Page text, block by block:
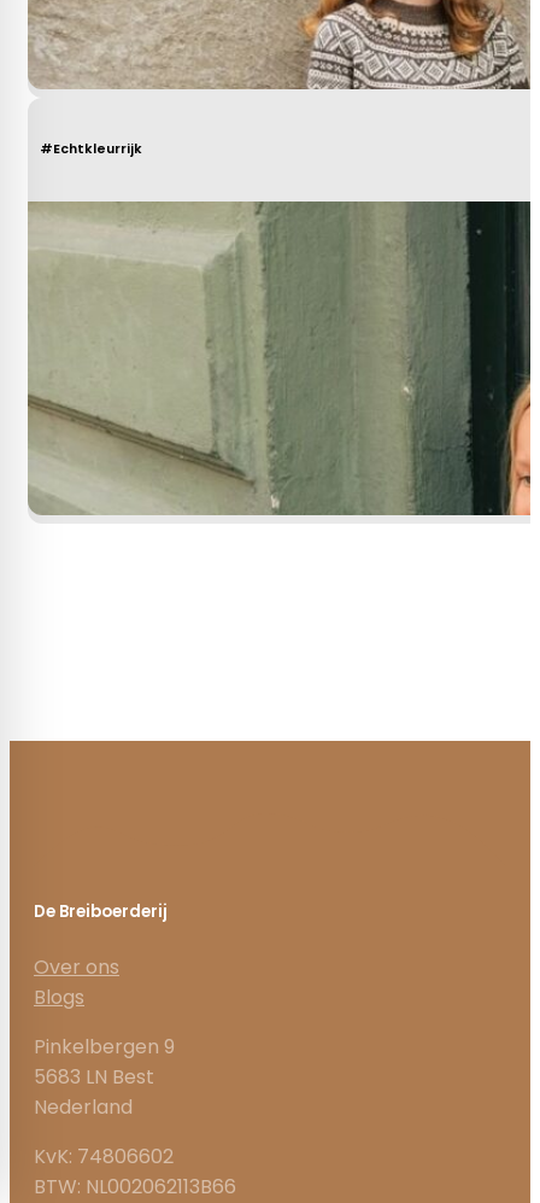
#Echtkleurrijk
De Breiboerderij
Over ons
Blogs
Pinkelbergen 9
5683 LN Best
Nederland
KvK: 74806602
BTW: NL002062113B66